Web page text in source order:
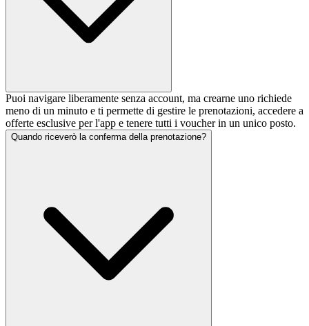
Puoi navigare liberamente senza account, ma crearne uno richiede
meno di un minuto e ti permette di gestire le prenotazioni, accedere a
offerte esclusive per l'app e tenere tutti i voucher in un unico posto.
Quando riceverò la conferma della prenotazione?